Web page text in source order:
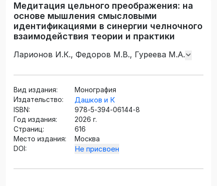
Медитация цельного преображения: на
основе мышления смысловыми
идентификациями в синергии челночного
взаимодействия теории и практики
Ларионов И.К., Федоров М.В., Гуреева М.А.
Вид издания:
Монография
Издательство:
Дашков и К
ISBN:
978‐5‐394‐06144‐8
Год издания:
2026 г.
Страниц:
616
Место издания:
Москва
DOI:
Не присвоен